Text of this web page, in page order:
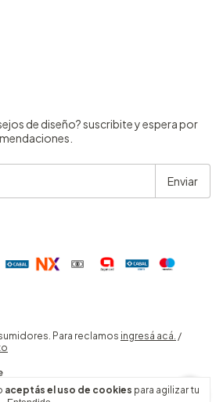
aceptás el uso de cookies para agilizar tu
de diseño? suscribite y espera por
Para reclamos ingresá acá. /
- 2026. Todos los derechos reservados.